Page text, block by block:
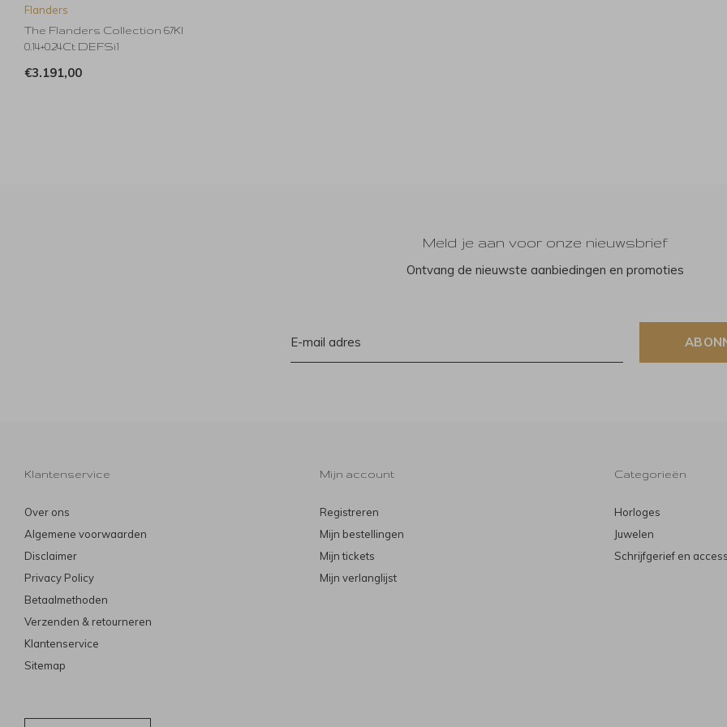
Flanders
The Flanders Collection 67Kl
0.14+0.24Ct DEFSi1
€3.191,00
Meld je aan voor onze nieuwsbrief
Ontvang de nieuwste aanbiedingen en promoties
Klantenservice
Over ons
Algemene voorwaarden
Disclaimer
Privacy Policy
Betaalmethoden
Verzenden & retourneren
Klantenservice
Sitemap
Mijn account
Registreren
Mijn bestellingen
Mijn tickets
Mijn verlanglijst
Categorieën
Horloges
Juwelen
Schrijfgerief en